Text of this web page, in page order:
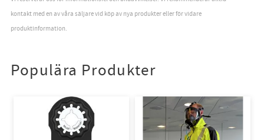
kontakt med en av våra säljare vid köp av nya produkter eller för vidare
produktinformation.
Populära Produkter